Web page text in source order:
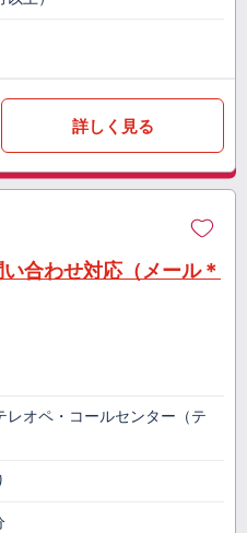
詳しく見る
合わせ対応（メール＊
レオペ・コールセンター（テ